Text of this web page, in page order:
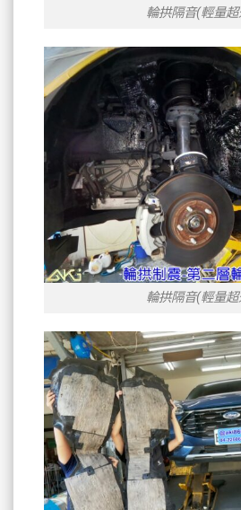
輪拱隔音(輕量超
輪拱隔音(輕量超